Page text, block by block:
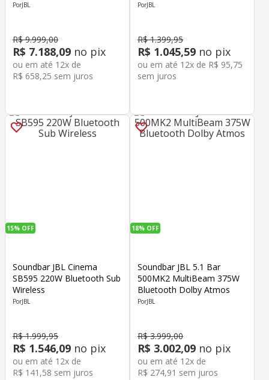
JBL
R$ 9.999,00
R$ 7.188,09 no pix
ou em até 12x de
R$ 658,25 sem juros
JBL
R$ 1.399,95
R$ 1.045,59 no pix
ou em até 12x de R$ 95,75
sem juros
15% OFF
Soundbar JBL Cinema
SB595 220W Bluetooth Sub
Wireless
JBL
R$ 1.999,95
R$ 1.546,09 no pix
ou em até 12x de
R$ 141 ,58 sem juros
18% OFF
Soundbar JBL 5.1 Bar
500MK2 MultiBeam 375W
Bluetooth Dolby Atmos
JBL
R$ 3.999,00
R$ 3.002,09 no pix
ou em até 12x de
R$ 274,91 sem juros